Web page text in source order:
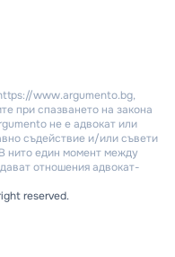
www.argumento.bg,
при спазването на закона
не е адвокат или
съдействие и/или съвети
нито един момент между
отношения адвокат-
reserved.